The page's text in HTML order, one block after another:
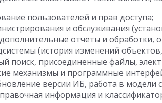
пользователей и прав доступа;
и обслуживания
отчеты и обработки,
(история изменений
поиск, присоединенные файлы,
механизмы и программные
версии ИБ, работа в модели
информация и